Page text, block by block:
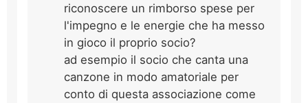
riconoscere un rimborso spese per
l'impegno e le energie che ha messo
in gioco il proprio socio?
ad esempio il socio che canta una
canzone in modo amatoriale per
conto di questa associazione come